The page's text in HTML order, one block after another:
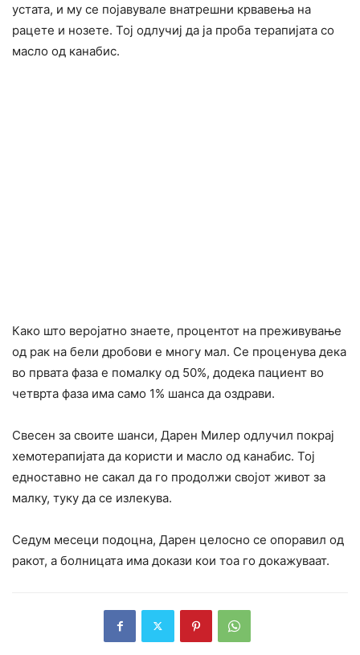
устата, и му се појавувале внатрешни крвавења на
рацете и нозете. Тој одлучиј да ја проба терапијата со
масло од канабис.
Како што веројатно знаете, процентот на преживување
од рак на бели дробови е многу мал. Се проценува дека
во првата фаза е помалку од 50%, додека пациент во
четврта фаза има само 1% шанса да оздрави.
Свесен за своите шанси, Дарен Милер одлучил покрај
хемотерапијата да користи и масло од канабис. Тој
едноставно не сакал да го продолжи својот живот за
малку, туку да се излекува.
Седум месеци подоцна, Дарен целосно се опоравил од
ракот, а болницата има докази кои тоа го докажуваат.